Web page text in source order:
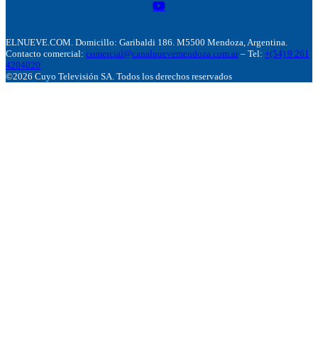
ELNUEVE.COM. Domicillo: Garibaldi 186. M5500 Mendoza, Argentina.
Contacto comercial: comercial@canalnuevemendoza.com.ar – Tel: +(54) 9 261
4204020
©2026 Cuyo Televisión SA. Todos los derechos reservados